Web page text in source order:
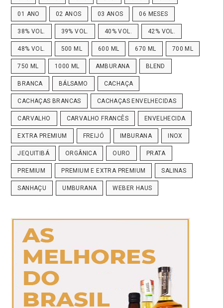
01 ANO 02 ANOS 03 ANOS 06 MESES
38% VOL. 39% VOL. 40% VOL. 42% VOL.
48% VOL. 500 ML 600 ML 670 ML 700 ML
750 ML 1000 ML AMBURANA BLEND
BRANCA BÁLSAMO CACHAÇA
CACHAÇAS BRANCAS CACHAÇAS ENVELHECIDAS
CARVALHO CARVALHO FRANCÊS ENVELHECIDA
EXTRA PREMIUM FREIJÓ IMBURANA INOX
JEQUITIBÁ ORGÂNICA OURO PRATA
PREMIUM PREMIUM E EXTRA PREMIUM SALINAS
SANHAÇU UMBURANA WEBER HAUS